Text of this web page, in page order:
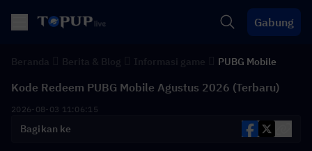
Gabung
PUBG Mobile
Kode Redeem PUBG Mobile Agustus 2026 (Terbaru)
2026-08-03 11:06:15
Bagikan ke